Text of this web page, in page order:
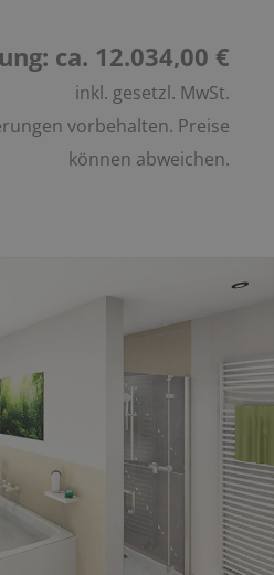
ca. 12.034,00 €
inkl. gesetzl. MwSt.
vorbehalten. Preise
können abweichen.